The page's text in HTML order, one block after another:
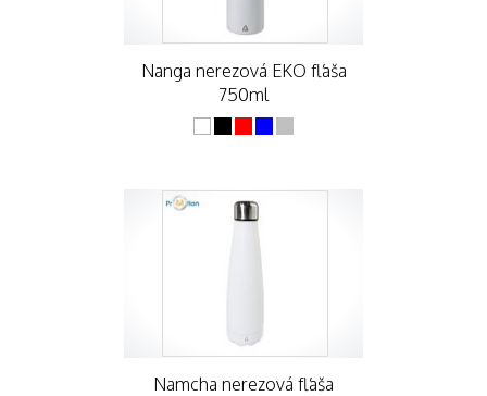
Nanga nerezová EKO fľaša
750ml
Namcha nerezová fľaša